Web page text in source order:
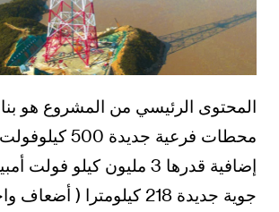
المحتوى الرئيسي من المشروع هو
محطات فرعية جديدة
إضافية قدرها 3 مليون كيلو
جوية جديدة 218 كيلومترا (